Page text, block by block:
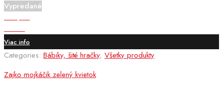
Vypredané
Viac info
Categories: Bábiky, šité hračky, Všetky produkty
Zajko mojkáčik zelený kvietok